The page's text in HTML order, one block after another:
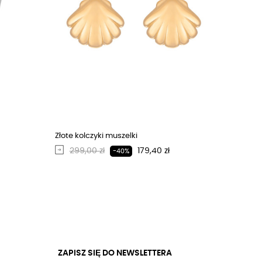
Złote kolczyki muszelki
Regularna cena
299,00 zł -40% Cena
179,40 zł
ZAPISZ SIĘ DO NEWSLETTERA